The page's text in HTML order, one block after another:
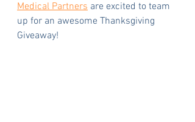
Medical Partners are excited to team
up for an awesome Thanksgiving
Giveaway!